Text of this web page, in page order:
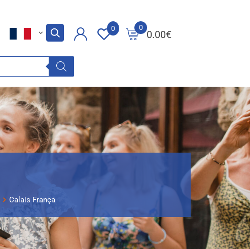
0.00€
0
0
Calais França